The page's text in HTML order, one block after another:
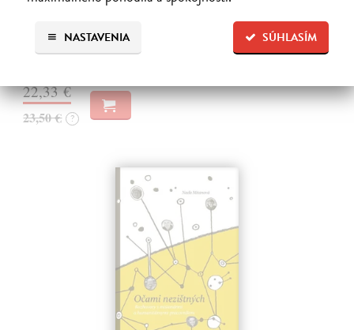
SÚHLASÍM
NASTAVENIA
| Kniha
O co jde v katolické víře? Je to jen dva tisíce let stará kulturní
tradice?
22,33 €
23,50 € ?